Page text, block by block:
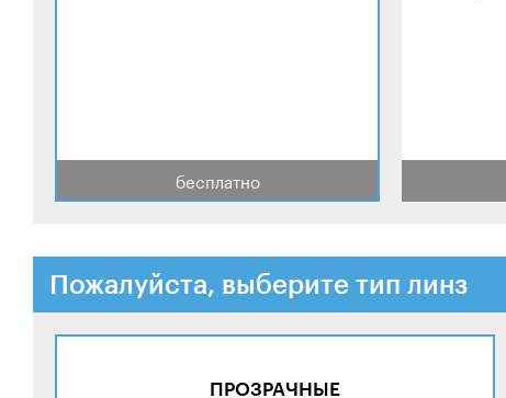
бесплатно
Пожалуйста, выберите тип линз
ПРОЗРАЧНЫЕ